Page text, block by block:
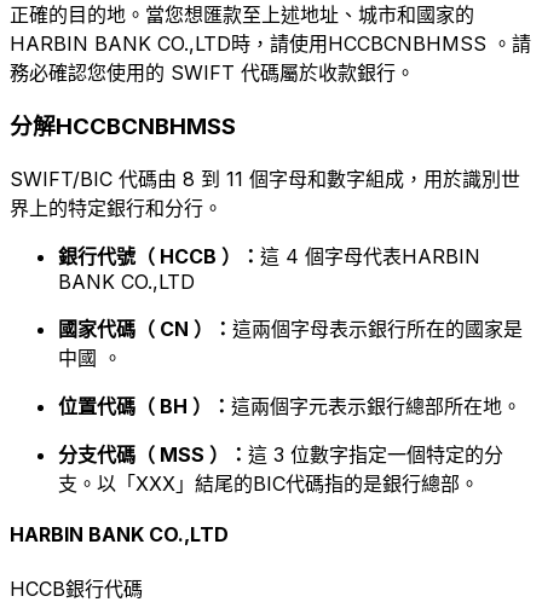
正確的目的地。當您想匯款至上述地址、城市和國家的
HARBIN BANK CO.,LTD時，請使用HCCBCNBHMSS 。請
務必確認您使用的 SWIFT 代碼屬於收款銀行。
分解HCCBCNBHMSS
SWIFT/BIC 代碼由 8 到 11 個字母和數字組成，用於識別世
界上的特定銀行和分行。
銀行代號（ HCCB ）： 這 4 個字母代表HARBIN
BANK CO.,LTD
國家代碼（ CN ）： 這兩個字母表示銀行所在的國家是
中國 。
位置代碼（ BH ）： 這兩個字元表示銀行總部所在地。
分支代碼（ MSS ）： 這 3 位數字指定一個特定的分
支。以「XXX」結尾的BIC代碼指的是銀行總部。
HARBIN BANK CO.,LTD
HCCB銀行代碼